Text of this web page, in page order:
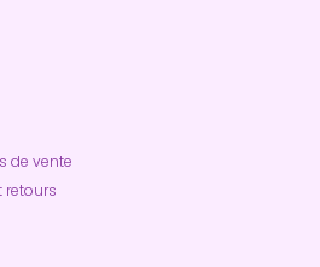
de vente
retours